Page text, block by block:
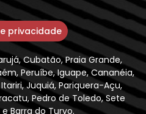
privacidade
Cubatão, Praia Grande,
Peruíbe, Iguape, Cananéia,
Juquiá, Pariquera-Açu,
Pedro de Toledo, Sete
Barra do Turvo.